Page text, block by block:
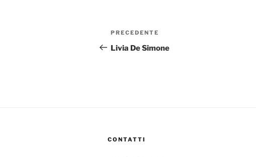
Navigazione
articoli
Articolo
precedente:
PRECEDENTE
Livia De Simone
CONTATTI